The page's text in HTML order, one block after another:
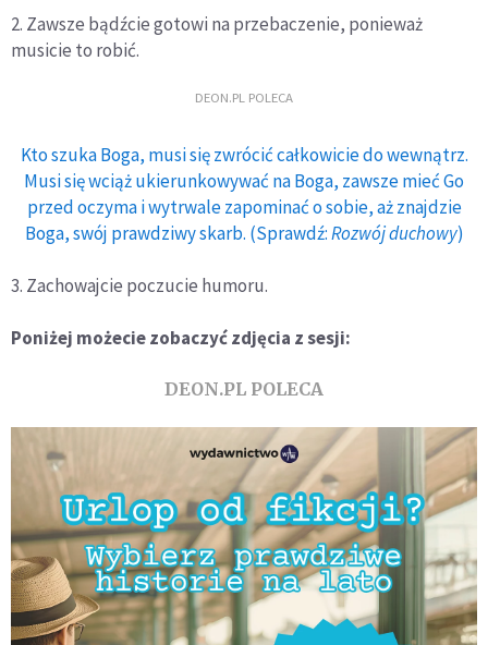
2. Zawsze bądźcie gotowi na przebaczenie, ponieważ
musicie to robić.
DEON.PL POLECA
Kto szuka Boga, musi się zwrócić całkowicie do wewnątrz.
Musi się wciąż ukierunkowywać na Boga, zawsze mieć Go
przed oczyma i wytrwale zapominać o sobie, aż znajdzie
Boga, swój prawdziwy skarb. (Sprawdź:Rozwój duchowy)
3. Zachowajcie poczucie humoru.
Poniżej możecie zobaczyć zdjęcia z sesji:
DEON.PL POLECA